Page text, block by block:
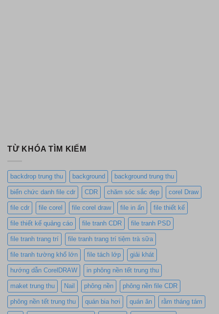
TỪ KHÓA TÌM KIẾM
backdrop trung thu background background trung thu
biển chức danh file cdr CDR chăm sóc sắc đẹp corel Draw
file cdr file corel file corel draw file in ấn file thiết kế
file thiết kế quảng cáo file tranh CDR file tranh PSD
file tranh trang trí file tranh trang trí tiệm trà sữa
file tranh tường khổ lớn file tách lớp giải khát
hướng dẫn CorelDRAW in phông nền tết trung thu
maket trung thu Nail phông nền phông nền file CDR
phông nền tết trung thu quán bia hơi quán ăn rằm tháng tám